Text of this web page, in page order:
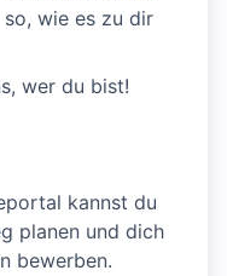
wie es zu dir
wer du bist!
kannst du
planen und dich
bewerben.